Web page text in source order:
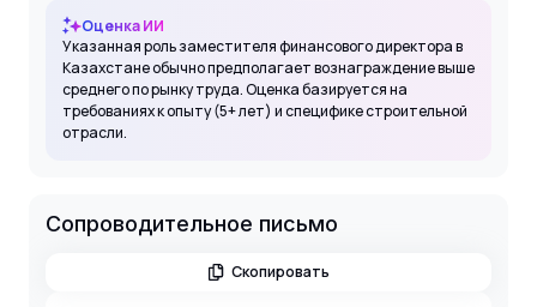
Оценка ИИ
Указанная роль заместителя финансового директора в
Казахстане обычно предполагает вознаграждение выше
среднего по рынку труда. Оценка базируется на
требованиях к опыту (5+ лет) и специфике строительной
отрасли.
Сопроводительное письмо
Скопировать